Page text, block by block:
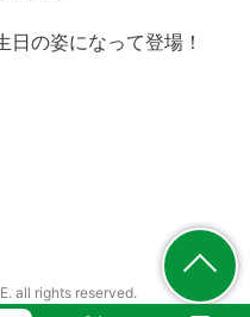
の姿になって登場！
all rights reserved.